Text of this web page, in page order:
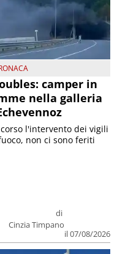
camper in
nella galleria
di
Cinzia Timpano
il 07/08/2026
l'intervento dei vigili
non ci sono feriti